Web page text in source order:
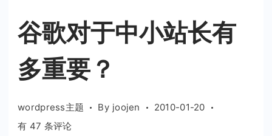
谷歌对于中小站长有
多重要？
wordpress主题 By joojen
2010-01-20
谷
有 47 条评论